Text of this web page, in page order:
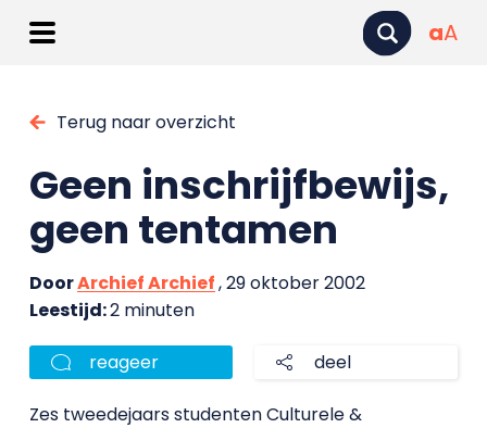
aA
Terug naar overzicht
Geen inschrijfbewijs,
geen tentamen
DoorArchief Archief, 29 oktober 2002
Leestijd:2 minuten
reageer deel
Zes tweedejaars studenten Culturele &